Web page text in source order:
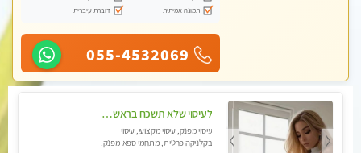
תמונה אמיתית
דוברת עיברית
055-4532069
לעיסוי שלא תשכח בראשון לציון
עיסוי מפנק, עיסוי מקצועי, עיסוי
בקלניקה פרטית, מתחמי ספא מפנק,